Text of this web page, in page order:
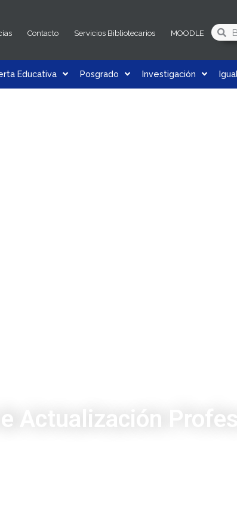
Contacto Servicios Bibliotecarios MOODLE
Educativa Posgrado Investigación
Actualización